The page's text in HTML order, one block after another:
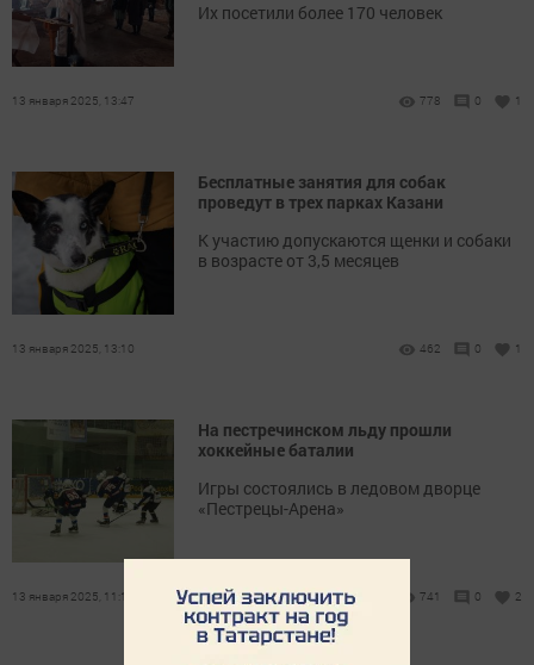
Их посетили более 170 человек
13 января 2025, 13:47 778 0 1
Бесплатные занятия для собак
проведут в трех парках Казани
К участию допускаются щенки и собаки
в возрасте от 3,5 месяцев
13 января 2025, 13:10 462 0 1
На пестречинском льду прошли
хоккейные баталии
Игры состоялись в ледовом дворце
«Пестрецы-Арена»
13 января 2025, 11:17 741 0 2